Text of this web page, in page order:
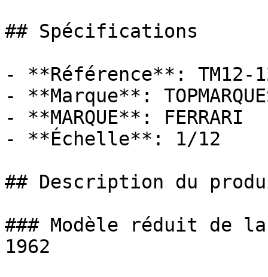
## Spécifications
- **Référence**: TM12-
- **Marque**:
- **MARQUE**: FERRARI
- **Échelle**: 1/12
## Description du
### Modèle réduit de
1962